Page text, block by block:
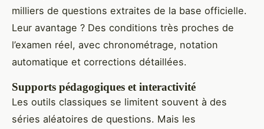
milliers de questions extraites de la base officielle.
Leur avantage ? Des conditions très proches de
l’examen réel, avec chronométrage, notation
automatique et corrections détaillées.
Supports pédagogiques et interactivité
Les outils classiques se limitent souvent à des
séries aléatoires de questions. Mais les